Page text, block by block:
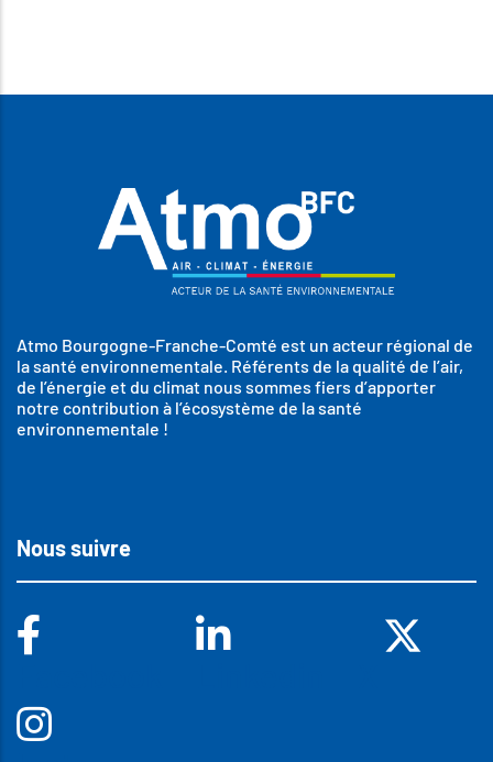
Atmo Bourgogne-Franche-Comté est un acteur régional de
la santé environnementale. Référents de la qualité de l’air,
de l’énergie et du climat nous sommes fiers d’apporter
notre contribution à l’écosystème de la santé
environnementale !
Nous suivre